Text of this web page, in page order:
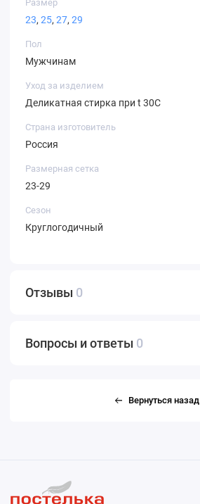
Размер
23, 25, 27, 29
Пол
Мужчинам
Уход за изделием
Деликатная стирка при t 30С
Страна изготовитель
Россия
Размерная сетка
23-29
Сезон
Круглогодичный
Отзывы 0
Вопросы и ответы 0
Вернуться назад